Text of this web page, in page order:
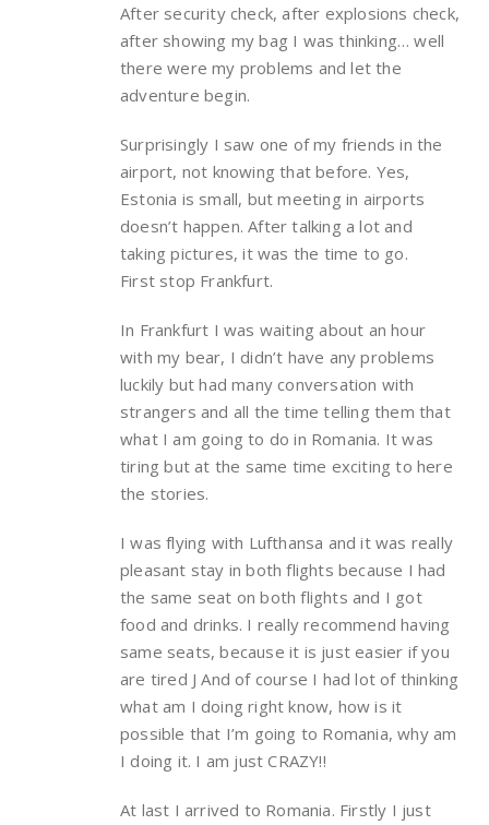
After security check, after explosions check,
after showing my bag I was thinking… well
there were my problems and let the
adventure begin.
Surprisingly I saw one of my friends in the
airport, not knowing that before. Yes,
Estonia is small, but meeting in airports
doesn’t happen. After talking a lot and
taking pictures, it was the time to go.
First stop Frankfurt.
In Frankfurt I was waiting about an hour
with my bear, I didn’t have any problems
luckily but had many conversation with
strangers and all the time telling them that
what I am going to do in Romania. It was
tiring but at the same time exciting to here
the stories.
I was flying with Lufthansa and it was really
pleasant stay in both flights because I had
the same seat on both flights and I got
food and drinks. I really recommend having
same seats, because it is just easier if you
are tired J And of course I had lot of thinking
what am I doing right know, how is it
possible that I’m going to Romania, why am
I doing it. I am just CRAZY!!
At last I arrived to Romania. Firstly I just